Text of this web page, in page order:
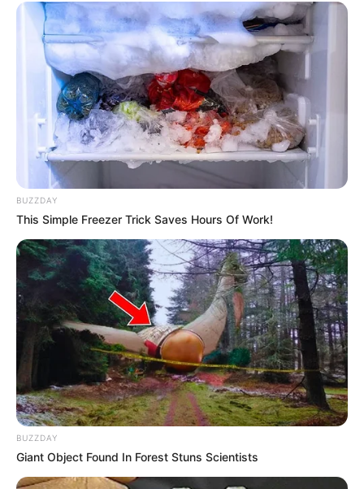
BUZZDAY
This Simple Freezer Trick Saves Hours Of Work!
BUZZDAY
Giant Object Found In Forest Stuns Scientists